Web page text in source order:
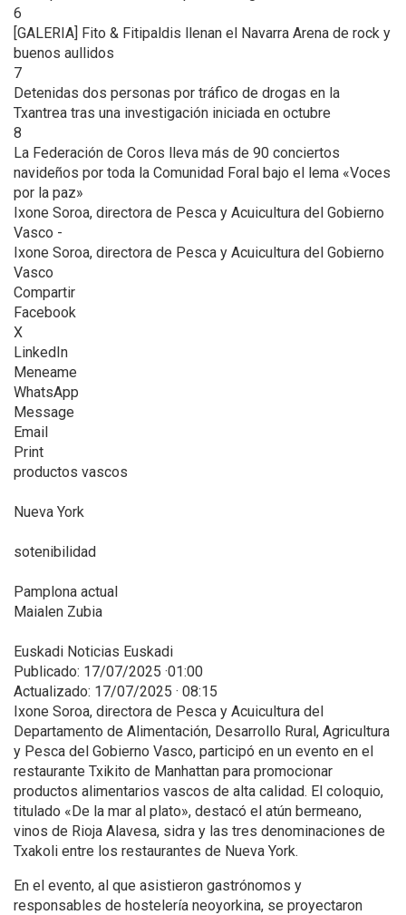
6
[GALERIA] Fito & Fitipaldis llenan el Navarra Arena de rock y
buenos aullidos
7
Detenidas dos personas por tráfico de drogas en la
Txantrea tras una investigación iniciada en octubre
8
La Federación de Coros lleva más de 90 conciertos
navideños por toda la Comunidad Foral bajo el lema «Voces
por la paz»
Ixone Soroa, directora de Pesca y Acuicultura del Gobierno
Vasco -
Ixone Soroa, directora de Pesca y Acuicultura del Gobierno
Vasco
Compartir
Facebook
X
LinkedIn
Meneame
WhatsApp
Message
Email
Print
productos vascos
Nueva York
sotenibilidad
Pamplona actual
Maialen Zubia
Euskadi Noticias Euskadi
Publicado: 17/07/2025 ·01:00
Actualizado: 17/07/2025 · 08:15
Ixone Soroa, directora de Pesca y Acuicultura del
Departamento de Alimentación, Desarrollo Rural, Agricultura
y Pesca del Gobierno Vasco, participó en un evento en el
restaurante Txikito de Manhattan para promocionar
productos alimentarios vascos de alta calidad. El coloquio,
titulado «De la mar al plato», destacó el atún bermeano,
vinos de Rioja Alavesa, sidra y las tres denominaciones de
Txakoli entre los restaurantes de Nueva York.
En el evento, al que asistieron gastrónomos y
responsables de hostelería neoyorkina, se proyectaron